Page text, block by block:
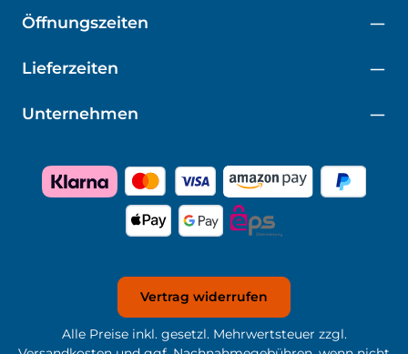
Öffnungszeiten
Unternehmen
Lieferzeiten
Vertrag widerrufen
Alle Preise inkl. gesetzl. Mehrwertsteuer zzgl.